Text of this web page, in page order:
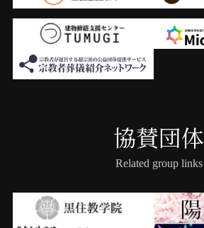
協賛団体
Related group links